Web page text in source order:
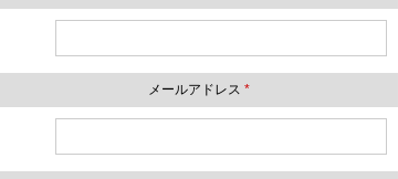
メールアドレス *